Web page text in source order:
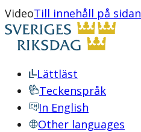
VideoTill innehåll på sidan
Lättläst
Teckenspråk
In English
Other languages